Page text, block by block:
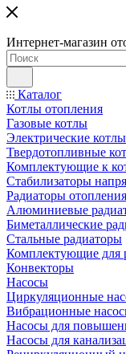
Интернет-магазин
Каталог
Котлы отопления
Газовые котлы
Электрические котлы
Твердотопливные
Комплектующие к
Стабилизаторы
Радиаторы отопления
Алюминиевые
Биметаллические
Стальные радиаторы
Комплектующие для
Конвекторы
Насосы
Циркуляционные
Вибрационные
Насосы для
Насосы для